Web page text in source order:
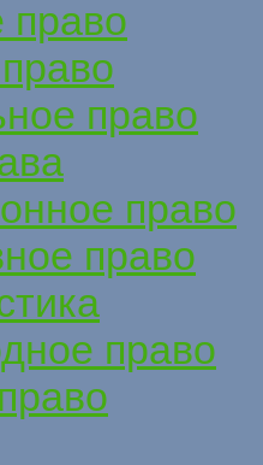
право
право
право
право
право